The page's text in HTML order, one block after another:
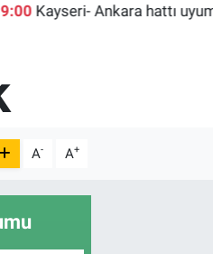
Ankara hattı uyumlu
A- A+